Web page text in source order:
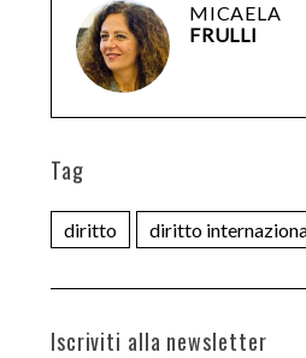
MICAELA
FRULLI
Tag
diritto diritto
Iscriviti alla newsletter